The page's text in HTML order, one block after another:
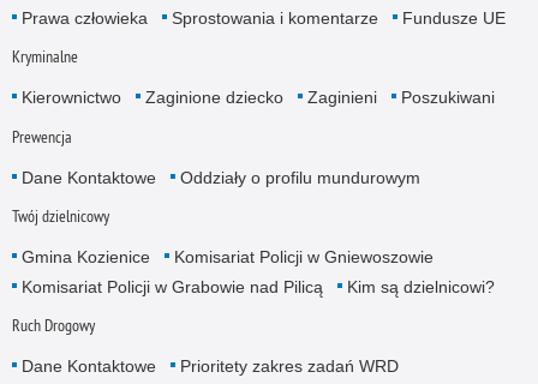
Prawa człowieka
Sprostowania i komentarze Fundusze UE
Kryminalne
Kierownictwo Zaginione dziecko Zaginieni Poszukiwani
Prewencja
Dane Kontaktowe Oddziały o profilu mundurowym
Twój dzielnicowy
Gmina Kozienice
Komisariat Policji w Gniewoszowie
Komisariat Policji w Grabowie nad Pilicą
Kim są dzielnicowi?
Ruch Drogowy
Dane Kontaktowe
Prioritety zakres zadań WRD